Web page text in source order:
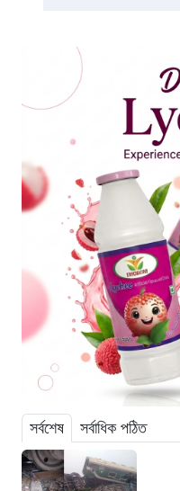
সর্বশেষ সর্বাধিক পঠিত